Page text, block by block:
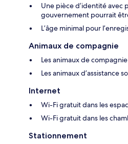
Une pièce d’identité avec
gouvernement pourrait
L’âge minimal pour
Animaux de compagnie
Les animaux de
Les animaux d’assistance
Internet
Wi-Fi gratuit dans les
Wi-Fi gratuit dans les
Stationnement